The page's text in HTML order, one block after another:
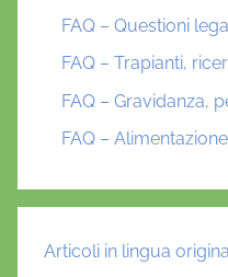
FAQ – Questioni
FAQ – Trapianti,
FAQ – Gravidanza,
FAQ – Alimentazione
Articoli in lingua